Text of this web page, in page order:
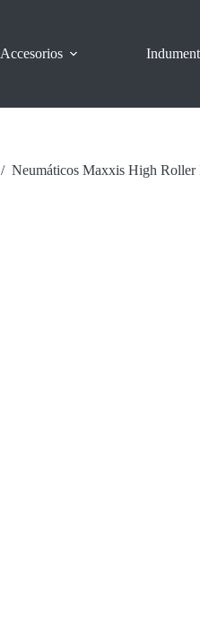
Accesorios
/ Neumáticos Maxxis High